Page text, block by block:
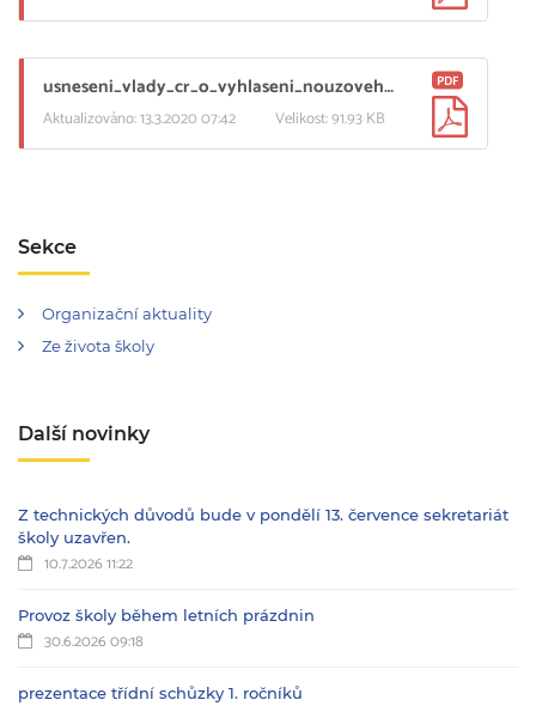
usneseni_vlady_cr_o_vyhlaseni_nouzoveho_stavu_pro_uzemi_ceske_republiky.pdf
Aktualizováno: 13.3.2020 07:42 Velikost: 91.93 KB
PDF
Sekce
Organizační aktuality
Ze života školy
Další novinky
Z technických důvodů bude v pondělí 13. července sekretariát
školy uzavřen.
10.7.2026 11:22
Provoz školy během letních prázdnin
30.6.2026 09:18
prezentace třídní schůzky 1. ročníků